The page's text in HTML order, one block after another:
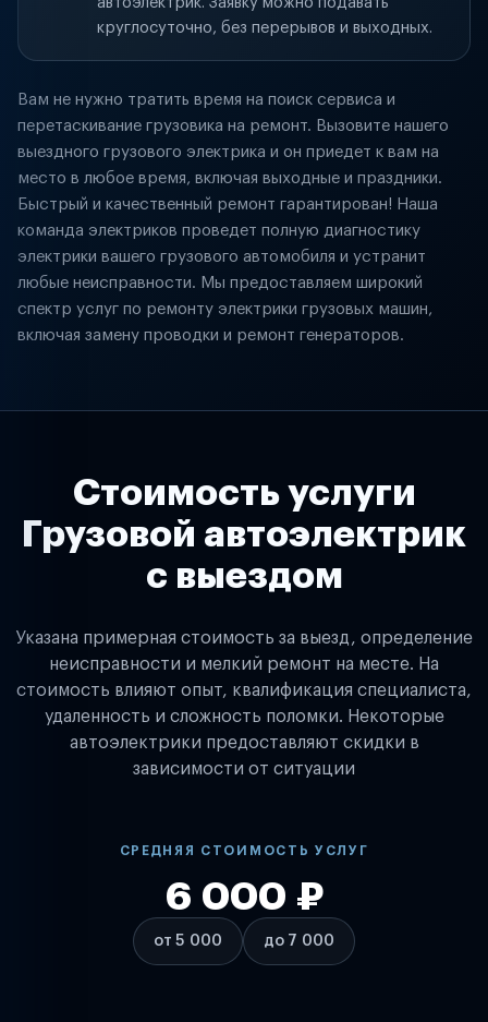
круглосуточно, без перерывов и выходных.
Вам не нужно тратить время на поиск сервиса и
перетаскивание грузовика на ремонт. Вызовите нашего
выездного грузового электрика и он приедет к вам на
место в любое время, включая выходные и праздники.
Быстрый и качественный ремонт гарантирован! Наша
команда электриков проведет полную диагностику
электрики вашего грузового автомобиля и устранит
любые неисправности. Мы предоставляем широкий
спектр услуг по ремонту электрики грузовых машин,
включая замену проводки и ремонт генераторов.
Стоимость услуги
Грузовой автоэлектрик
с выездом
Указана примерная стоимость за выезд, определение
неисправности и мелкий ремонт на месте. На
стоимость влияют опыт, квалификация специалиста,
удаленность и сложность поломки. Некоторые
автоэлектрики предоставляют скидки в
зависимости от ситуации
СРЕДНЯЯ СТОИМОСТЬ УСЛУГ
от 5 000
6 000 ₽
до 7 000